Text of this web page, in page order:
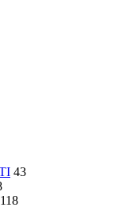
43
118